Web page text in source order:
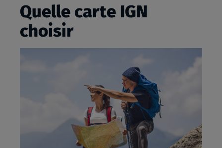
Quelle carte IGN
choisir